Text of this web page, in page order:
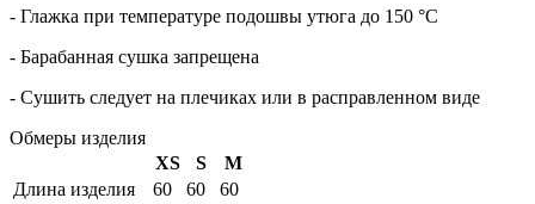
- Глажка при температуре подошвы утюга до 150 °C
- Барабанная сушка запрещена
- Сушить следует на плечиках или в расправленном виде
Обмеры изделия
XS
S
M
Длина изделия
60 60 60